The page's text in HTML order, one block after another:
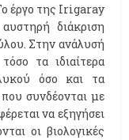
έργο της Ιrigaray
διάκριση
Στην ανάλυσή
τα ιδιαίτερα
όσο και τα
συνδέονται με
να εξηγήσει
οι βιολογικές